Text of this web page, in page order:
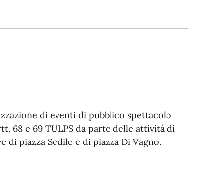
di eventi di pubblico spettacolo
68 e 69 TULPS da parte delle attività di
di piazza Sedile e di piazza Di Vagno.